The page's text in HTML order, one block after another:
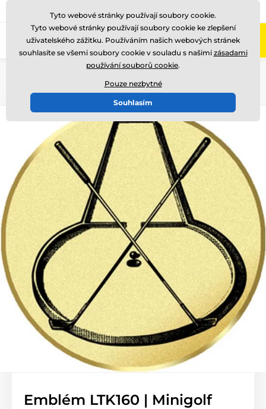
Zavolejte nám (Po-Pá 8-17)
Emblém LTK160 | Minigolf
Tyto webové stránky používají soubory cookie.
Tyto webové stránky používají soubory cookie ke zlepšení
uživatelského zážitku. Používáním našich webových stránek
souhlasíte se všemi soubory cookie v souladu s našimi zásadami
používání souborů cookie.
Pouze nezbytné
Souhlasím